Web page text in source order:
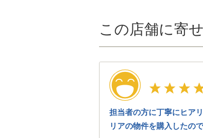
この店舗に寄
担当者の方に丁寧にヒア
リアの物件を購入したの